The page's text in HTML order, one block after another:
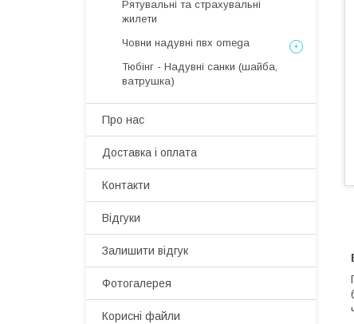
Рятувальні та страхувальні
жилети
Човни надувні пвх omega
Тюбінг - Надувні санки (шайба,
ватрушка)
Про нас
Доставка і оплата
Контакти
Відгуки
Залишити відгук
Фотогалерея
Корисні файли